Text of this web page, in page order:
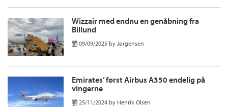
Wizzair med endnu en genåbning fra
Billund
09/09/2025 by Jørgensen
Emirates’ først Airbus A350 endelig på
vingerne
25/11/2024 by Henrik Olsen